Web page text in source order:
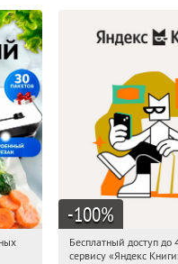
186
-100%
11:38:08
Бесплатный доступ до
сервису «Яндекс